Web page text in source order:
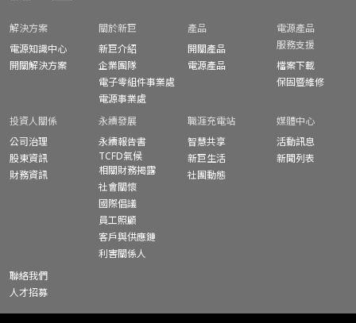
解決方案
電源知識中心
開關解決方案
關於新巨
新巨介紹
企業團隊
電子零組件事業處
電源事業處
產品
開關產品
電源產品
電源產品
服務支援
檔案下載
保固暨維修
投資人關係
公司治理
股東資訊
財務資訊
永續發展
永續報告書
TCFD氣候
相關財務揭露
社會關懷
國際倡議
員工照顧
客戶與供應鏈
利害關係人
職涯充電站
智慧共享
新巨生活
社團動態
媒體中心
活動訊息
新聞列表
聯絡我們
人才招募